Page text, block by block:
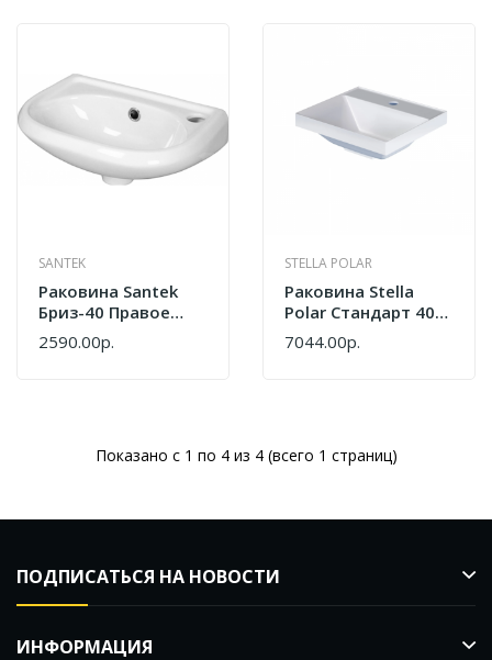
SANTEK
Раковина Santek
Бриз-40 Правое
Белый
2590.00р.
STELLA POLAR
Раковина Stella
Polar Стандарт 40
SP-00001771
7044.00р.
Показано с 1 по 4 из 4 (всего 1 страниц)
ПОДПИСАТЬСЯ НА НОВОСТИ
ИНФОРМАЦИЯ